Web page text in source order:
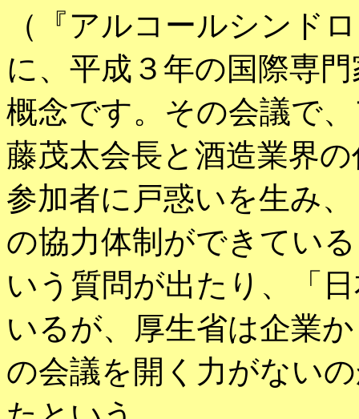
（『アルコールシンド
に、平成３年の国際専
概念です。その会議で
藤茂太会長と酒造業界
参加者に戸惑いを生み
の協力体制ができてい
いう質問が出たり、「
いるが、厚生省は企業
の会議を開く力がない